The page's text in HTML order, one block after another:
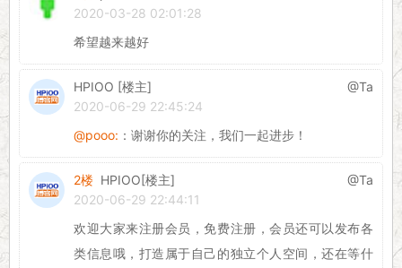
2020-03-28 02:01:28
希望越来越好
HPIOO [楼主]
@Ta
2020-06-29 22:45:24
@pooo: ：谢谢你的关注，我们一起进步！
2楼 HPIOO[楼主]
@Ta
2020-06-29 22:44:11
欢迎大家来注册会员，免费注册，会员还可以发布各
类信息哦，打造属于自己的独立个人空间，还在等什